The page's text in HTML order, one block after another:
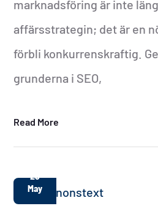
marknadsföring är inte
affärsstrategin; det är en
förbli konkurrenskraftig.
grunderna i SEO,
Read More
28
May